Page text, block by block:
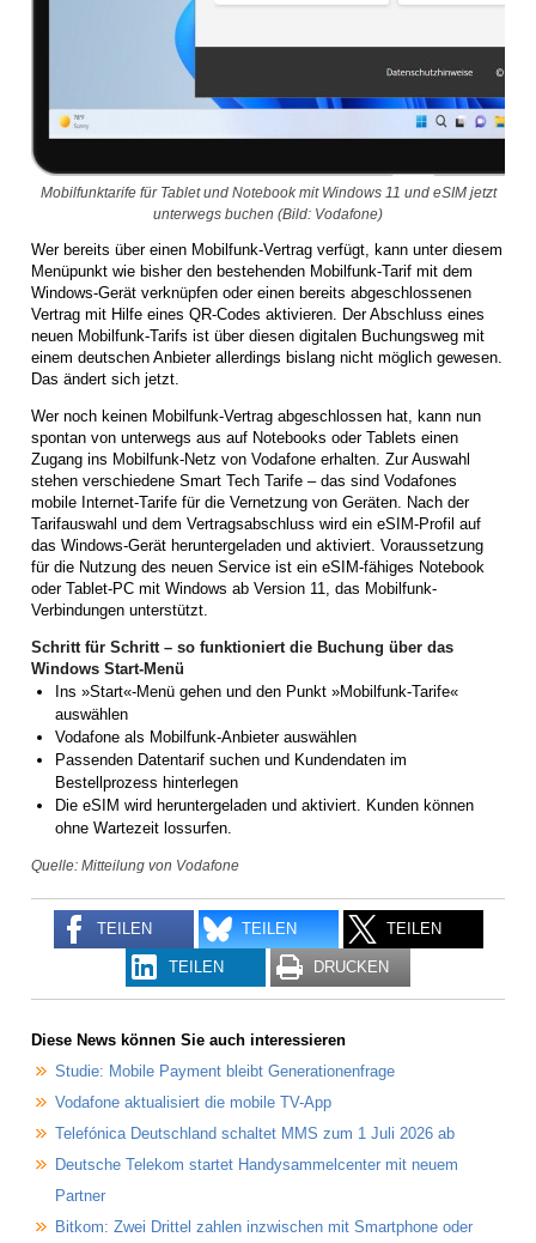
Mobilfunktarife für Tablet und Notebook mit Windows 11 und eSIM jetzt
unterwegs buchen (Bild: Vodafone)
Wer bereits über einen Mobilfunk-Vertrag verfügt, kann unter diesem
Menüpunkt wie bisher den bestehenden Mobilfunk-Tarif mit dem
Windows-Gerät verknüpfen oder einen bereits abgeschlossenen
Vertrag mit Hilfe eines QR-Codes aktivieren. Der Abschluss eines
neuen Mobilfunk-Tarifs ist über diesen digitalen Buchungsweg mit
einem deutschen Anbieter allerdings bislang nicht möglich gewesen.
Das ändert sich jetzt.
Wer noch keinen Mobilfunk-Vertrag abgeschlossen hat, kann nun
spontan von unterwegs aus auf Notebooks oder Tablets einen
Zugang ins Mobilfunk-Netz von Vodafone erhalten. Zur Auswahl
stehen verschiedene Smart Tech Tarife – das sind Vodafones
mobile Internet-Tarife für die Vernetzung von Geräten. Nach der
Tarifauswahl und dem Vertragsabschluss wird ein eSIM-Profil auf
das Windows-Gerät heruntergeladen und aktiviert. Voraussetzung
für die Nutzung des neuen Service ist ein eSIM-fähiges Notebook
oder Tablet-PC mit Windows ab Version 11, das Mobilfunk-
Verbindungen unterstützt.
Schritt für Schritt – so funktioniert die Buchung über das
Windows Start-Menü
Ins »Start«-Menü gehen und den Punkt »Mobilfunk-Tarife«
auswählen
Vodafone als Mobilfunk-Anbieter auswählen
Passenden Datentarif suchen und Kundendaten im
Bestellprozess hinterlegen
Die eSIM wird heruntergeladen und aktiviert. Kunden können
ohne Wartezeit lossurfen.
Quelle: Mitteilung von Vodafone
TEILEN TEILEN TEILEN
TEILEN DRUCKEN
Diese News können Sie auch interessieren
Studie: Mobile Payment bleibt Generationenfrage
Vodafone aktualisiert die mobile TV-App
Telefónica Deutschland schaltet MMS zum 1 Juli 2026 ab
Deutsche Telekom startet Handysammelcenter mit neuem
Partner
Bitkom: Zwei Drittel zahlen inzwischen mit Smartphone oder